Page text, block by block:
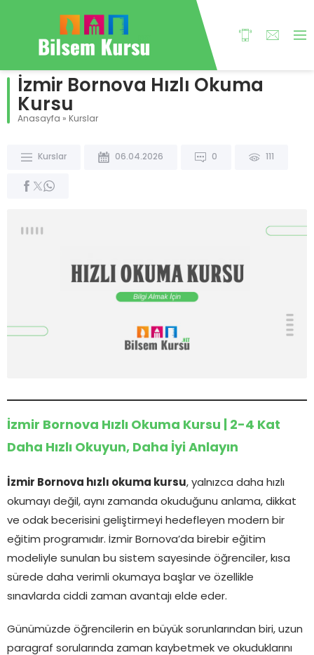
İzmir Bornova Hızlı Okuma
Kursu
Anasayfa » Kurslar
Kurslar 06.04.2026 0
İzmir Bornova Hızlı Okuma Kursu | 2-4 Kat
Daha Hızlı Okuyun, Daha İyi Anlayın
İzmir Bornova hızlı okuma kursu , yalnızca daha hızlı
okumayı değil, aynı zamanda okuduğunu anlama, dikkat
ve odak becerisini geliştirmeyi hedefleyen modern bir
eğitim programıdır. İzmir Bornova’da birebir eğitim
modeliyle sunulan bu sistem sayesinde öğrenciler, kısa
sürede daha verimli okumaya başlar ve özellikle
sınavlarda ciddi zaman avantajı elde eder.
Günümüzde öğrencilerin en büyük sorunlarından biri, uzun
paragraf sorularında zaman kaybetmek ve okuduklarını